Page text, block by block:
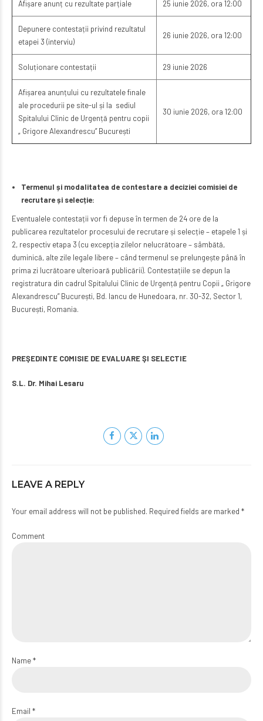
Afișare anunț cu rezultate parțiale 25 iunie 2026, ora 12:00
Depunere contestații privind rezultatul
etapei 3 (interviu)
26 iunie 2026, ora 12:00
Soluționare contestații 29 iunie 2026
Afișarea anunțului cu rezultatele finale
ale procedurii pe site-ul și la sediul
Spitalului Clinic de Urgență pentru copii
„ Grigore Alexandrescu” București
30 iunie 2026, ora 12:00
Termenul și modalitatea de contestare a deciziei comisiei de
recrutare și selecție:
Eventualele contestații vor fi depuse în termen de 24 ore de la
publicarea rezultatelor procesului de recrutare și selecție – etapele 1 și
2, respectiv etapa 3 (cu excepția zilelor nelucrătoare – sâmbătă,
duminică, alte zile legale libere – când termenul se prelungește până în
prima zi lucrătoare ulterioară publicării). Contestațiile se depun la
registratura din cadrul Spitalului Clinic de Urgență pentru Copii „ Grigore
Alexandrescu” București, Bd. Iancu de Hunedoara, nr. 30-32, Sector 1,
București, Romania.
PREŞEDINTE COMISIE DE EVALUAREŞI SELECTIE
S.L. Dr. Mihai Lesaru
LEAVE A REPLY
Your email address will not be published. Required fields are marked *
Comment
Name *
Email *